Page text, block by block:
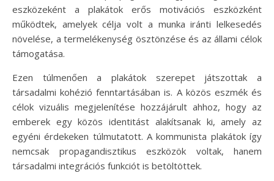
eszközeként a plakátok erős motivációs eszközként
működtek, amelyek célja volt a munka iránti lelkesedés
növelése, a termelékenység ösztönzése és az állami célok
támogatása.
Ezen túlmenően a plakátok szerepet játszottak a
társadalmi kohézió fenntartásában is. A közös eszmék és
célok vizuális megjelenítése hozzájárult ahhoz, hogy az
emberek egy közös identitást alakítsanak ki, amely az
egyéni érdekeken túlmutatott. A kommunista plakátok így
nemcsak propagandisztikus eszközök voltak, hanem
társadalmi integrációs funkciót is betöltöttek.